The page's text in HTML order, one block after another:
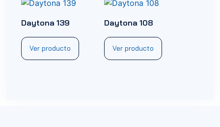
Daytona 139
Ver producto
Daytona 108
Ver producto